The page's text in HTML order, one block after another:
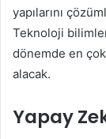
yapılarını
Teknoloji
dönemde en
alacak.
Yapay